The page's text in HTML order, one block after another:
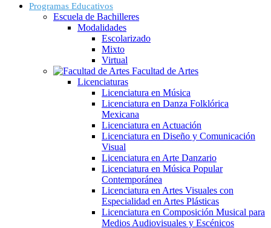
Programas Educativos
Escuela de Bachilleres
Modalidades
Escolarizado
Mixto
Virtual
Facultad de Artes
Licenciaturas
Licenciatura en Música
Licenciatura en Danza Folklórica
Mexicana
Licenciatura en Actuación
Licenciatura en Diseño y Comunicación
Visual
Licenciatura en Arte Danzario
Licenciatura en Música Popular
Contemporánea
Licenciatura en Artes Visuales con
Especialidad en Artes Plásticas
Licenciatura en Composición Musical para
Medios Audiovisuales y Escénicos